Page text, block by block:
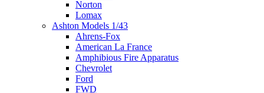
Norton
Lomax
Ashton Models 1/43
Ahrens-Fox
American La France
Amphibious Fire Apparatus
Chevrolet
Ford
FWD